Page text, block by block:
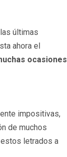
últimas
ahora el
ocasiones
impositivas,
de muchos
letrados a